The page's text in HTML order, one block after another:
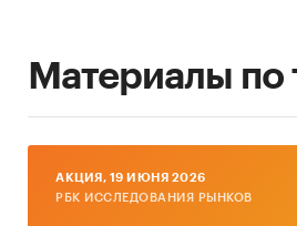
Материалы по
AКЦИЯ, 19 ИЮНЯ 2026
РБК ИССЛЕДОВАНИЯ РЫНКОВ